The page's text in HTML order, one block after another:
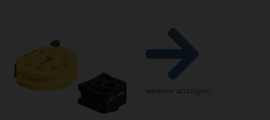
weitere anzeigen